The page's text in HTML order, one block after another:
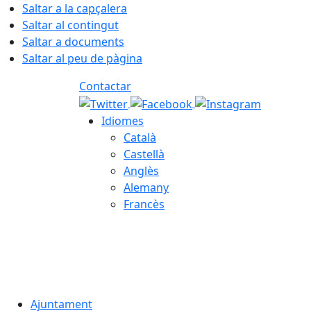
Saltar a la capçalera
Saltar al contingut
Saltar a documents
Saltar al peu de pàgina
Contactar
Idiomes
Català
Castellà
Anglès
Alemany
Francès
Ajuntament